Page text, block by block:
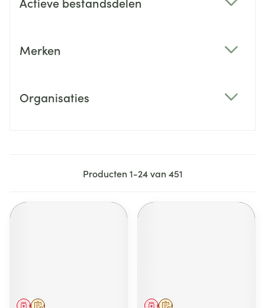
Merken
Organisaties
Producten1-24van451
Op voorschrift
Geneesmiddel Op voorschrift
Geneesmiddel